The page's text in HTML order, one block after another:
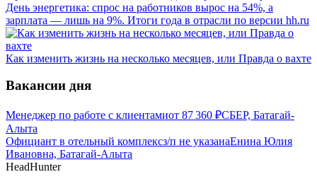
День энергетика: спрос на работников вырос на 54%, а
зарплата — лишь на 9%. Итоги года в отрасли по версии hh.ru
Как изменить жизнь на несколько месяцев, или Правда о вахте
Вакансии дня
Менеджер по работе с клиентамиот 87 360 ₽СБЕР, Батагай-
Алыта
Официант в отельный комплексз/п не указанаЕнина Юлия
Ивановна, Батагай-Алыта
HeadHunter